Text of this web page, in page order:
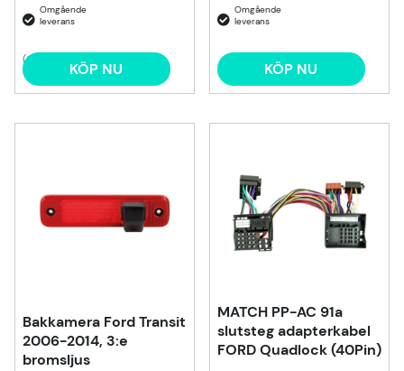
(2) KÖP NU KÖP NU
Bakkamera Ford Transit
2006-2014, 3:e
bromsljus
MATCH PP-AC 91a
slutsteg adapterkabel
FORD Quadlock (40Pin)